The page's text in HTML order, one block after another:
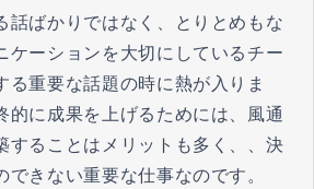
話ばかりではなく、とりとめもな
ケーションを大切にしているチー
る重要な話題の時に熱が入りま
的に成果を上げるためには、風通
することはメリットも多く、、決
できない重要な仕事なのです。